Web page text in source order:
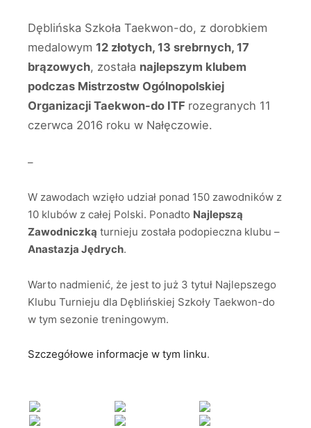
Dęblińska Szkoła Taekwon-do, z dorobkiem
medalowym 12 złotych, 13 srebrnych, 17
brązowych, została najlepszym klubem
podczas Mistrzostw Ogólnopolskiej
Organizacji Taekwon-do ITF rozegranych 11
czerwca 2016 roku w Nałęczowie.
–
W zawodach wzięło udział ponad 150 zawodników z
10 klubów z całej Polski. Ponadto Najlepszą
Zawodniczką turnieju została podopieczna klubu –
Anastazja Jędrych.
Warto nadmienić, że jest to już 3 tytuł Najlepszego
Klubu Turnieju dla Dęblińskiej Szkoły Taekwon-do
w tym sezonie treningowym.
Szczegółowe informacje w tym linku.